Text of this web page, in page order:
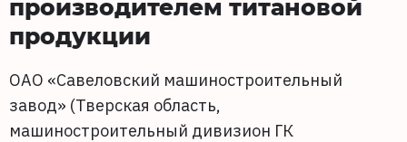
производителем титановой
продукции
ОАО «Савеловский машиностроительный
завод» (Тверская область,
машиностроительный дивизион ГК